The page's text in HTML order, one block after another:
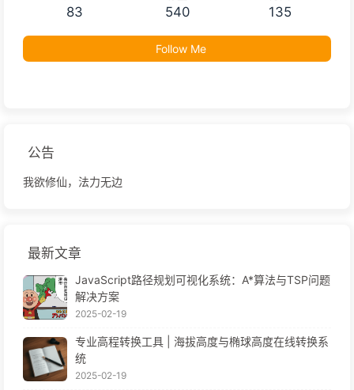
83 540 135
Follow Me
公告
我欲修仙，法力无边
最新文章
JavaScript路径规划可视化系统：A*算法与TSP问题
解决方案
2025-02-19
专业高程转换工具 | 海拔高度与椭球高度在线转换系
统
2025-02-19